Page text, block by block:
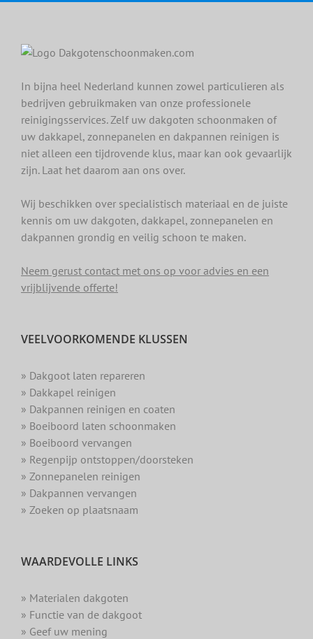
In bijna heel Nederland kunnen zowel particulieren als
bedrijven gebruikmaken van onze professionele
reinigingsservices. Zelf uw dakgoten schoonmaken of
uw dakkapel, zonnepanelen en dakpannen reinigen is
niet alleen een tijdrovende klus, maar kan ook gevaarlijk
zijn. Laat het daarom aan ons over.
Wij beschikken over specialistisch materiaal en de juiste
kennis om uw dakgoten, dakkapel, zonnepanelen en
dakpannen grondig en veilig schoon te maken.
Neem gerust contact met ons op voor advies en een
vrijblijvende offerte!
VEELVOORKOMENDE KLUSSEN
» Dakgoot laten repareren
» Dakkapel reinigen
» Dakpannen reinigen en coaten
» Boeiboord laten schoonmaken
» Boeiboord vervangen
» Regenpijp ontstoppen/doorsteken
» Zonnepanelen reinigen
» Dakpannen vervangen
» Zoeken op plaatsnaam
WAARDEVOLLE LINKS
» Materialen dakgoten
» Functie van de dakgoot
» Geef uw mening